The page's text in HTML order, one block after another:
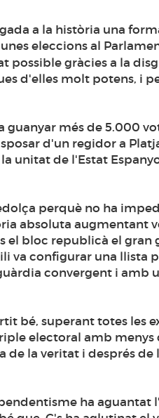
a la història una
eleccions al
possible gràcies a la
d'elles molt potens, i
més de 5.000
d'un regidor a
unitat de l'Estat
perquè no ha
absoluta augmentant
el bloc republicà el gran
va configurar una llista
convergent i amb
bé, superant totes les
electoral amb menys
de la veritat i després de
ha aguantat